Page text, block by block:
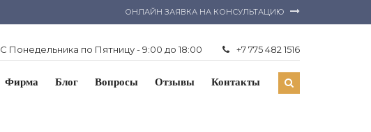
ОНЛАЙН ЗАЯВКА НА КОНСУЛЬТАЦИЮ
С Понедельника по Пятницу - 9:00 до 18:00 +7 775 482 1516
Фирма Блог Вопросы Отзывы Контакты